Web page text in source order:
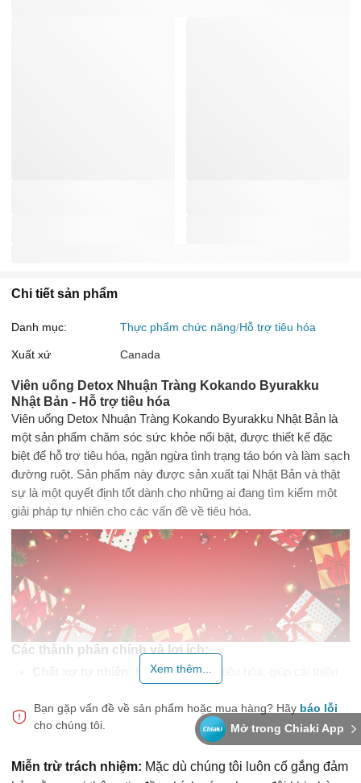
Mở trong Chiaki App
Chi tiết sản phẩm
Danh mục: Thực phẩm chức năng Hỗ trợ tiêu hóa
Xuất xứ Canada
Viên uống Detox Nhuận Tràng Kokando Byurakku
Nhật Bản - Hỗ trợ tiêu hóa
Viên uống Detox Nhuận Tràng Kokando Byurakku Nhật Bản là
một sản phẩm chăm sóc sức khỏe nổi bật, được thiết kế đặc
biệt để hỗ trợ tiêu hóa, ngăn ngừa tình trạng táo bón và làm sạch
đường ruột. Sản phẩm này được sản xuất tại Nhật Bản và thật
sự là một quyết định tốt dành cho những ai đang tìm kiếm một
giải pháp tự nhiên cho các vấn đề về tiêu hóa.
Các thành phần chính và lợi ích:
Hỗ trợ quá trình tiêu hóa, giúp cải thiện
Vitamin và khoáng chất:Cung cấp các dinh dưỡng cần
thiết cho cơ thể, giúp duy trì sức khỏe tổng thể.
Thảo mộc tự nhiên:
Góp phần thanh lọc cơ thể, làm sạch
ruột và hỗ trợ quá trình trao đổi chất.
Xem thêm...
Bạn gặp vấn đề về sản phẩm hoặc mua hàng? Hãy báo lỗi
cho chúng tôi.
Miễn trừ trách nhiệm: Mặc dù chúng tôi luôn cố gắng đảm